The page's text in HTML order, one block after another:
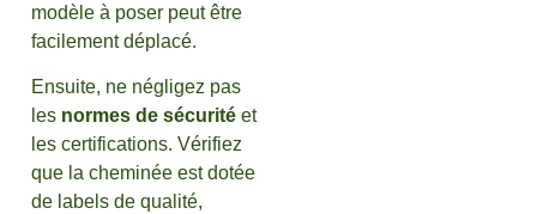
modèle à poser peut être
facilement déplacé.
Ensuite, ne négligez pas
les normes de sécurité et
les certifications. Vérifiez
que la cheminée est dotée
de labels de qualité,